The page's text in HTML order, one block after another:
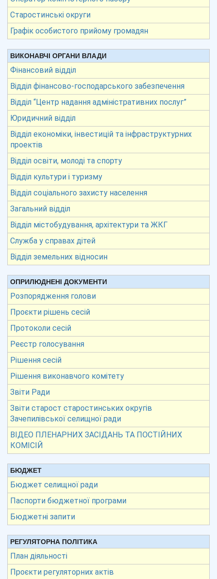
Старостинські округи
Графік особистого прийому громадян
ВИКОНАВЧІ ОРГАНИ ВЛАДИ
Фінансовий відділ
Відділ фінансово-господарського забезпечення
Відділ “Центр надання адміністративних послуг”
Юридичний відділ
Відділ економіки, інвестицій та інфраструктурних
проектів
Відділ освіти, молоді та спорту
Відділ культури і туризму
Відділ соціального захисту населення
Загальний відділ
Відділ містобудування, архітектури та ЖКГ
Служба у справах дітей
Відділ земельних відносин
ОПРИЛЮДНЕНІ ДОКУМЕНТИ
Розпорядження голови
Проєкти рішень сесій
Протоколи сесій
Реєстр голосування
Рішення сесій
Рішення виконавчого комітету
Звіти Ради
Звіти старост старостинських округів
Зачепилівської селищної ради
ВІДЕО ПЛЕНАРНИХ ЗАСІДАНЬ ТА ПОСТІЙНИХ
КОМІСІЙ
БЮДЖЕТ
Бюджет селищної ради
Паспорти бюджетної програми
Бюджетні запити
РЕГУЛЯТОРНА ПОЛІТИКА
План діяльності
Проєкти регуляторних актів